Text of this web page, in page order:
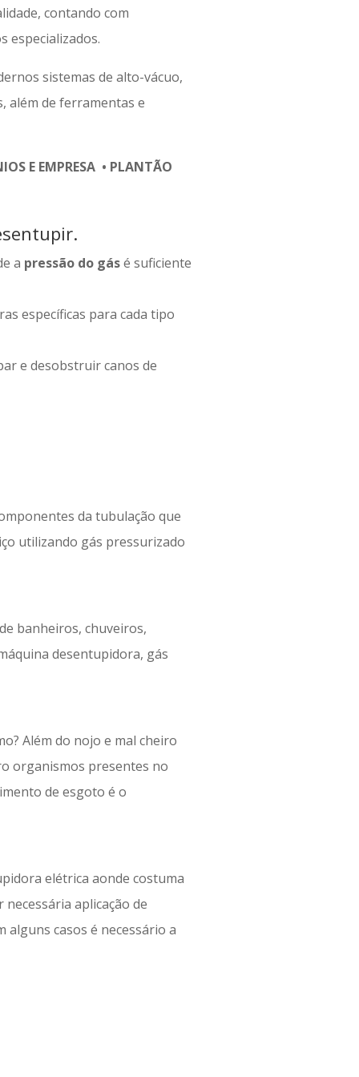
contando com
especializados.
sistemas de alto-vácuo,
além de ferramentas e
E EMPRESA • PLANTÃO
a pressão do gásé suficiente
específicas para cada tipo
e desobstruir canos de
da tubulação que
utilizando gás pressurizado
banheiros, chuveiros,
desentupidora, gás
Além do nojo e mal cheiro
organismos presentes no
de esgoto é o
elétrica aonde costuma
aplicação de
casos é necessário a